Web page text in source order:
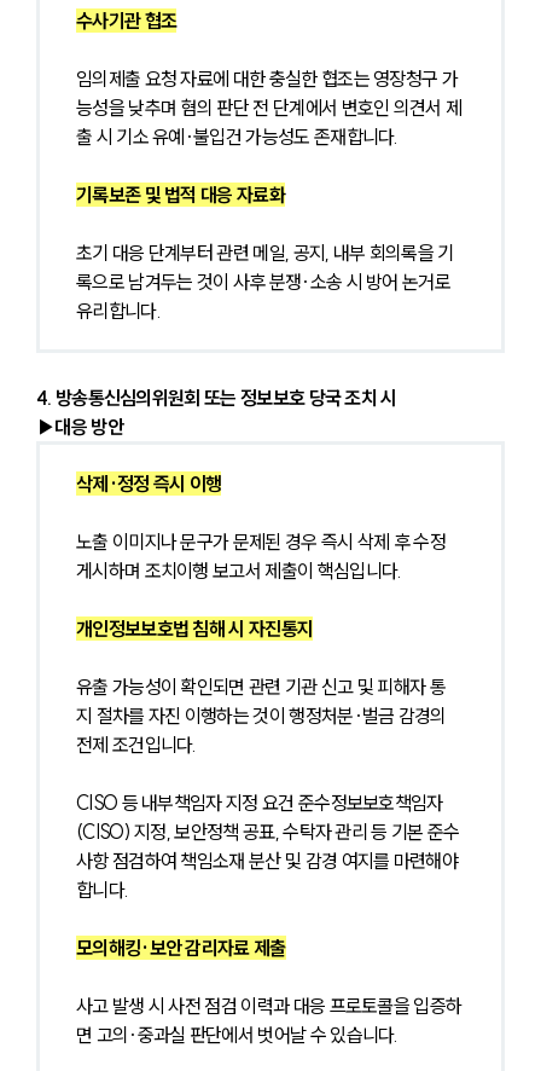
수사기관 협조
임의제출 요청 자료에 대한 충실한 협조는 영장청구 가
능성을 낮추며 혐의 판단 전 단계에서 변호인 의견서 제
출 시 기소 유예·불입건 가능성도 존재합니다.
기록보존 및 법적 대응 자료화
초기 대응 단계부터 관련 메일, 공지, 내부 회의록을 기
록으로 남겨두는 것이 사후 분쟁·소송 시 방어 논거로
유리합니다.
4. 방송통신심의위원회 또는 정보보호 당국 조치 시
▶대응 방안
삭제·정정 즉시 이행
노출 이미지나 문구가 문제된 경우 즉시 삭제 후 수정
게시하며 조치이행 보고서 제출이 핵심입니다.
개인정보보호법 침해 시 자진통지
유출 가능성이 확인되면 관련 기관 신고 및 피해자 통
지 절차를 자진 이행하는 것이 행정처분·벌금 감경의
전제 조건입니다.
CISO 등 내부책임자 지정 요건 준수정보보호책임자
(CISO) 지정, 보안정책 공표, 수탁자 관리 등 기본 준수
사항 점검하여 책임소재 분산 및 감경 여지를 마련해야
합니다.
모의해킹·보안 감리자료 제출
사고 발생 시 사전 점검 이력과 대응 프로토콜을 입증하
면 고의·중과실 판단에서 벗어날 수 있습니다.